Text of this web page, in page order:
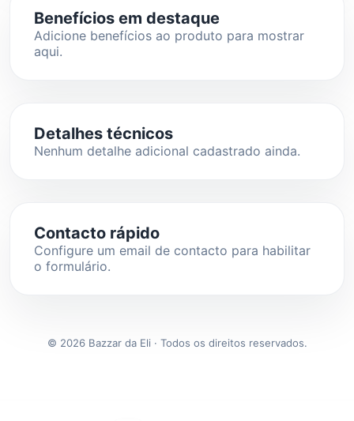
Benefícios em destaque
Adicione benefícios ao produto para mostrar
aqui.
Detalhes técnicos
Nenhum detalhe adicional cadastrado ainda.
Contacto rápido
Configure um email de contacto para habilitar
o formulário.
© 2026 Bazzar da Eli · Todos os direitos reservados.